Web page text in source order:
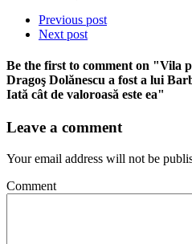
Previous post
Next post
Be the first to comment on "Vila
Dragoş Dolănescu a fost a lui
Iată cât de valoroasă este ea"
Leave a comment
Your email address will not be
Comment